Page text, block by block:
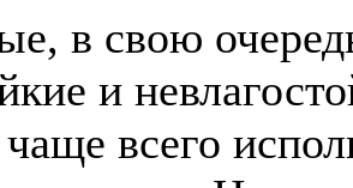
в свою
и
всего